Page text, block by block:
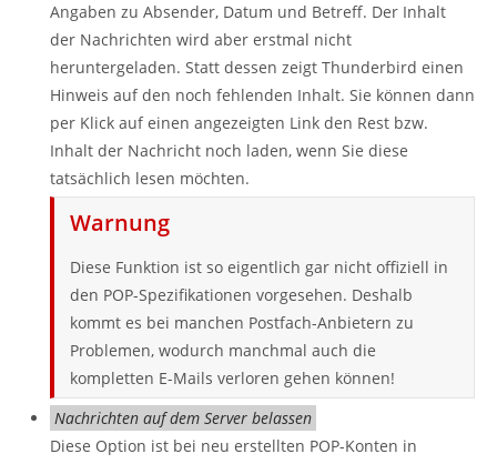
Angaben zu Absender, Datum und Betreff. Der Inhalt
der Nachrichten wird aber erstmal nicht
heruntergeladen. Statt dessen zeigt Thunderbird einen
Hinweis auf den noch fehlenden Inhalt. Sie können dann
per Klick auf einen angezeigten Link den Rest bzw.
Inhalt der Nachricht noch laden, wenn Sie diese
tatsächlich lesen möchten.
Warnung
Diese Funktion ist so eigentlich gar nicht offiziell in
den POP-Spezifikationen vorgesehen. Deshalb
kommt es bei manchen Postfach-Anbietern zu
Problemen, wodurch manchmal auch die
kompletten E-Mails verloren gehen können!
Nachrichten auf dem Server belassen
Diese Option ist bei neu erstellten POP-Konten in